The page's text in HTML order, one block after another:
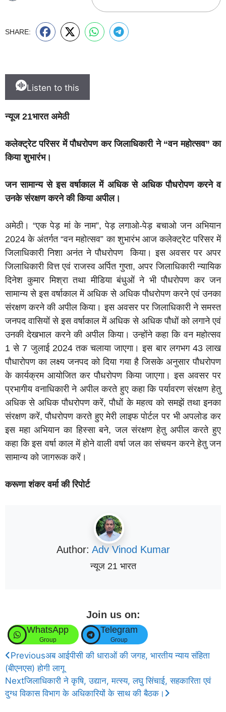
SHARE:
Listen to this
न्यूज 21भारत अमेठी
कलेक्ट्रेट परिसर में पौधरोपण कर जिलाधिकारी ने “वन महोत्सव” का
किया शुभारंभ।
जन सामान्य से इस वर्षाकाल में अधिक से अधिक पौधरोपण करने व
उनके संरक्षण करने की किया अपील।
अमेठी। “एक पेड़ मां के नाम”, पेड़ लगाओ-पेड़ बचाओ जन अभियान
2024 के अंतर्गत “वन महोत्सव” का शुभारंभ आज कलेक्ट्रेट परिसर में
जिलाधिकारी निशा अनंत ने पौधरोपण किया। इस अवसर पर अपर
जिलाधिकारी वित्त एवं राजस्व अर्पित गुप्ता, अपर जिलाधिकारी न्यायिक
दिनेश कुमार मिश्रा तथा मीडिया बंधुओं ने भी पौधरोपण कर जन
सामान्य से इस वर्षाकाल में अधिक से अधिक पौधरोपण करने एवं उनका
संरक्षण करने की अपील किया। इस अवसर पर जिलाधिकारी ने समस्त
जनपद वासियों से इस वर्षाकाल में अधिक से अधिक पौधों को लगाने एवं
उनकी देखभाल करने की अपील किया। उन्होंने कहा कि वन महोत्सव
1 से 7 जुलाई 2024 तक चलाया जाएगा। इस बार लगभग 43 लाख
पौधारोपण का लक्ष्य जनपद को दिया गया है जिसके अनुसार पौधरोपण
के कार्यक्रम आयोजित कर पौधरोपण किया जाएगा। इस अवसर पर
प्रभागीय वनाधिकारी ने अपील करते हुए कहा कि पर्यावरण संरक्षण हेतु
अधिक से अधिक पौधरोपण करें, पौधों के महत्व को समझें तथा इनका
संरक्षण करें, पौधरोपण करते हुए मेरी लाइफ पोर्टल पर भी अपलोड कर
इस महा अभियान का हिस्सा बने, जल संरक्षण हेतु अपील करते हुए
कहा कि इस वर्षा काल में होने वाली वर्षा जल का संचयन करने हेतु जन
सामान्य को जागरूक करें।
करूणा शंकर वर्मा की रिपोर्ट
Author: Adv Vinod Kumar
न्यूज 21 भारत
Join us on:
WhatsApp
Group
Telegram
Group
Previousअब आईपीसी की धाराओं की जगह, भारतीय न्याय संहिता
(बीएनएस) होगी लागू
Nextजिलाधिकारी ने कृषि, उद्यान, मत्स्य, लघु सिंचाई, सहकारिता एवं
दुग्ध विकास विभाग के अधिकारियों के साथ की बैठक।